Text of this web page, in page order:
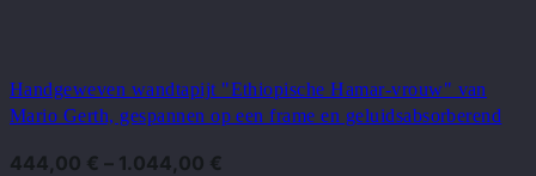
Handgeweven wandtapijt "Ethiopische Hamar-vrouw" van
Mario Gerth, gespannen op een frame en geluidsabsorberend
444,00 € – 1.044,00 €